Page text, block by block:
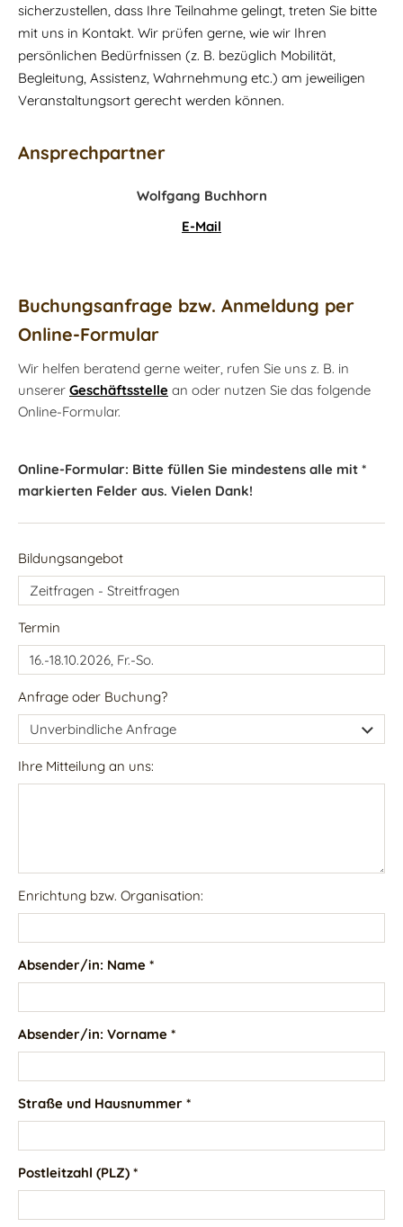
sicherzustellen, dass Ihre Teilnahme gelingt, treten Sie bitte
mit uns in Kontakt. Wir prüfen gerne, wie wir Ihren
persönlichen Bedürfnissen (z. B. bezüglich Mobilität,
Begleitung, Assistenz, Wahrnehmung etc.) am jeweiligen
Veranstaltungsort gerecht werden können.
Ansprechpartner
Wolfgang Buchhorn
E-Mail
Buchungsanfrage bzw. Anmeldung per
Online-Formular
Wir helfen beratend gerne weiter, rufen Sie uns z. B. in
unserer Geschäftsstelle an oder nutzen Sie das folgende
Online-Formular.
Online-Formular: Bitte füllen Sie mindestens alle mit *
markierten Felder aus. Vielen Dank!
Bildungsangebot
Termin
Anfrage oder Buchung?
Ihre Mitteilung an uns:
Enrichtung bzw. Organisation:
Absender/in: Name *
Absender/in: Vorname *
Straße und Hausnummer *
Postleitzahl (PLZ) *